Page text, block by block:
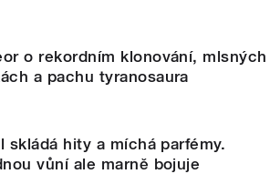
o rekordním klonování, mlsných
a pachu tyranosaura
skládá hity a míchá parfémy.
vůní ale marně bojuje